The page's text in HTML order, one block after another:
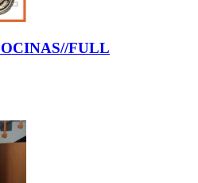
FULL